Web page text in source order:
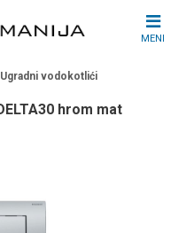
MENI
Ugradni vodokotlići